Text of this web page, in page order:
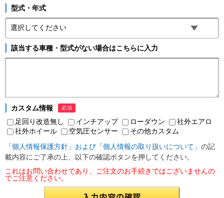
型式・年式
該当する車種・型式がない場合はこちらに入力
カスタム情報 必須
足回り改造無し インチアップ ローダウン
社外エアロ
社外ホイール
空気圧センサー
その他カスタム
「個人情報保護方針」および「個人情報の取り扱いについて」 の記
載内容にご了承の上、以下の確認ボタンを押してください。
これはお問い合わせであり、ご注文のお手続きではございませんの
でご注意ください。